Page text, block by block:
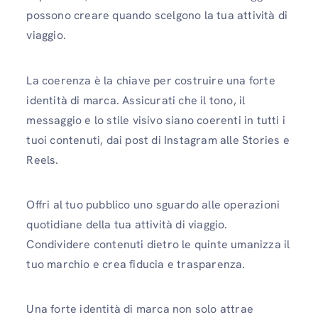
possono creare quando scelgono la tua attività di
viaggio.
La coerenza è la chiave per costruire una forte
identità di marca. Assicurati che il tono, il
messaggio e lo stile visivo siano coerenti in tutti i
tuoi contenuti, dai post di Instagram alle Stories e
Reels.
Offri al tuo pubblico uno sguardo alle operazioni
quotidiane della tua attività di viaggio.
Condividere contenuti dietro le quinte umanizza il
tuo marchio e crea fiducia e trasparenza.
Una forte identità di marca non solo attrae